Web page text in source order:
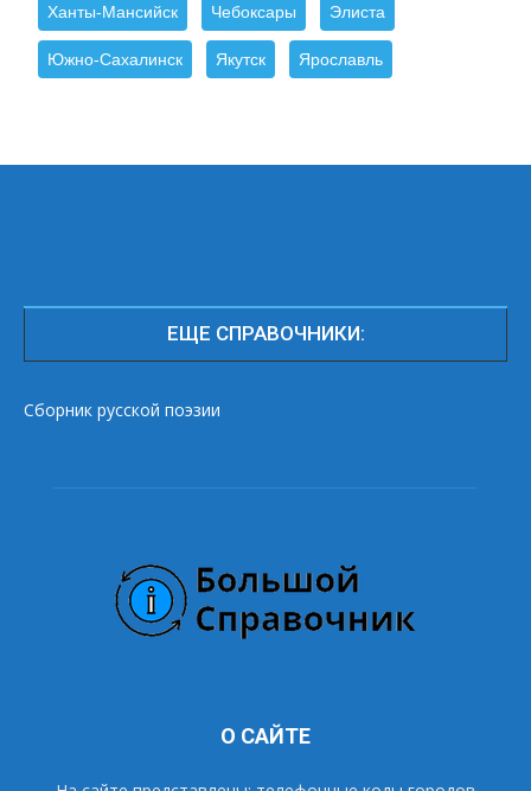
Ханты-Мансийск Чебоксары Элиста
Южно-Сахалинск Якутск Ярославль
ЕЩЕ СПРАВОЧНИКИ:
Сборник русской поэзии
О САЙТЕ